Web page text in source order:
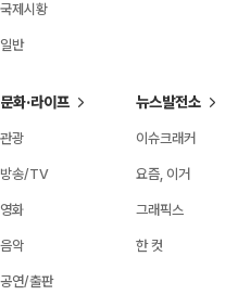
국제시황
일반
문화·라이프
관광
방송/TV
영화
음악
공연/출판
뉴스발전소
이슈크래커
요즘, 이거
그래픽스
한 컷